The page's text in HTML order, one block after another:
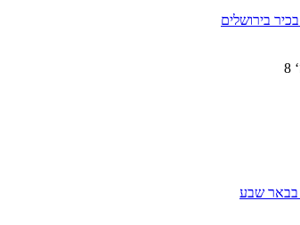
בירושלים
בבאר שבע